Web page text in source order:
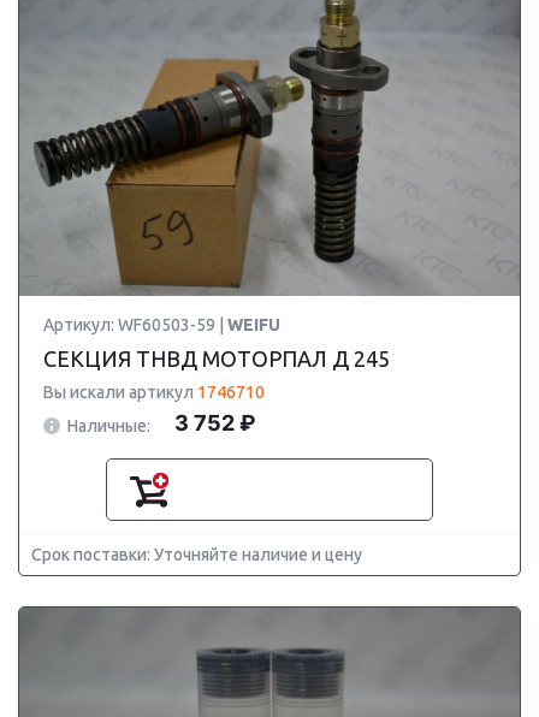
Артикул: WF60503-59 | WEIFU
СЕКЦИЯ ТНВД МОТОРПАЛ Д 245
Вы искали артикул 1746710
Наличные:
3 752 ₽
Срок поставки: Уточняйте наличие и цену